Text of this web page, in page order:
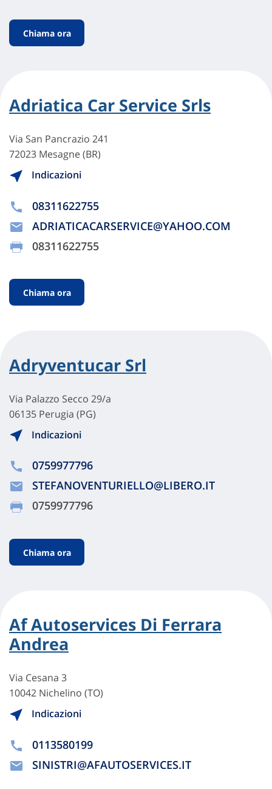
Chiama ora
Adriatica Car Service Srls
Via San Pancrazio 241
72023 Mesagne (BR)
Indicazioni
08311622755
ADRIATICACARSERVICE@YAHOO.COM
08311622755
Chiama ora
Adryventucar Srl
Via Palazzo Secco 29/a
06135 Perugia (PG)
Indicazioni
0759977796
STEFANOVENTURIELLO@LIBERO.IT
0759977796
Chiama ora
Af Autoservices Di Ferrara
Andrea
Via Cesana 3
10042 Nichelino (TO)
Indicazioni
0113580199
SINISTRI@AFAUTOSERVICES.IT